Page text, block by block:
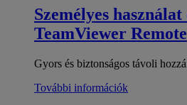
Személyes
TeamViewer Remote
Gyors és biztonságos távoli
További információk